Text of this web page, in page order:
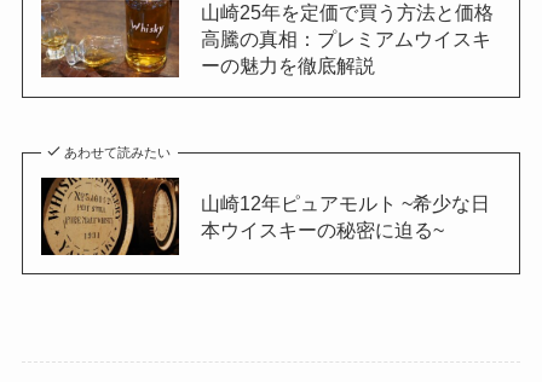
山崎25年を定価で買う方法と価格
高騰の真相：プレミアムウイスキ
ーの魅力を徹底解説
あわせて読みたい
山崎12年ピュアモルト ~希少な日
本ウイスキーの秘密に迫る~